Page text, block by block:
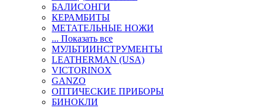
БАЛИСОНГИ
КЕРАМБИТЫ
МЕТАТЕЛЬНЫЕ НОЖИ
... Показать все
МУЛЬТИИНСТРУМЕНТЫ
LEATHERMAN (USA)
VICTORINOX
GANZO
ОПТИЧЕСКИЕ ПРИБОРЫ
БИНОКЛИ